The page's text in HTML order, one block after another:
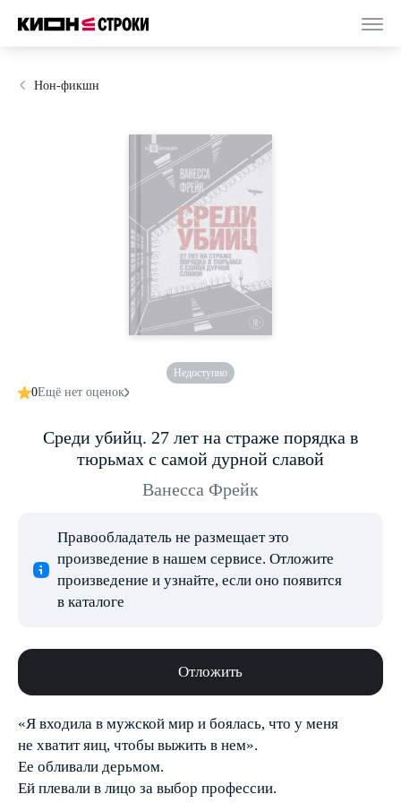
Нон-фикшн
Недоступно
0Ещё нет оценок
Среди убийц. 27 лет на страже порядка в
тюрьмах с самой дурной славой
Ванесса Фрейк
Правообладатель не размещает это
произведение в нашем сервисе. Отложите
произведение и узнайте, если оно появится
в каталоге
Отложить
«Я входила в мужской мир и боялась, что у меня
не хватит яиц, чтобы выжить в нем».
Ее обливали дерьмом.
Ей плевали в лицо за выбор профессии.